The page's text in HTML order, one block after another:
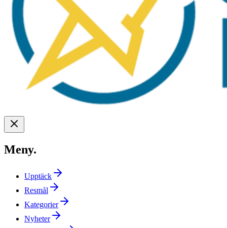
Meny.
Upptäck
Resmål
Kategorier
Nyheter